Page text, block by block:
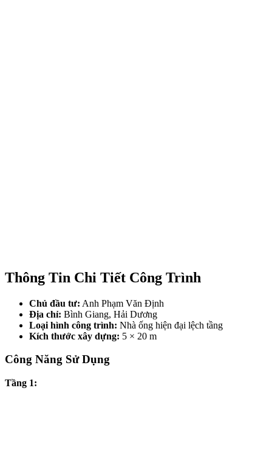
Thông Tin Chi Tiết Công Trình
Chủ đầu tư: Anh Phạm Văn Định
Địa chỉ: Bình Giang, Hải Dương
Loại hình công trình: Nhà ống hiện đại lệch tầng
Kích thước xây dựng: 5 × 20 m
Công Năng Sử Dụng
Tầng 1: